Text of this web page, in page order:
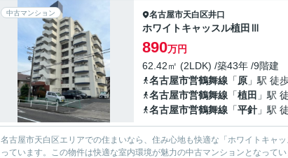
中古マンション 名古屋市天白区井口
ホワイトキャッスル植田Ⅲ
890万円
62.42㎡ (2LDK) /築43年 /9階建
名古屋市営鶴舞線 「原 」駅 徒
名古屋市営鶴舞線 「植田 」駅
名古屋市営鶴舞線 「平針」駅
名古屋市天白区エリアでの住まいなら、住み心地も快適な「ホワイトキ
っています。この物件は快適な室内環境が魅力の中古マンションとなって